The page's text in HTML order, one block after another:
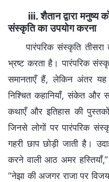
iii. शैतान द्वारा मनुष्य
संस्कृति का उपयोग करना
पारंपरिक संस्कृति
भ्रष्ट करता है। पारंपरिक
समानताएँ हैं, लेकिन अंतर
निश्चित कहानियाँ, संकेत और
कथाएँ और इतिहास की
जिनसे लोगों पर पारंपरिक
गहरी छाप छोड़ी जाती है।
करने वाली आठ अमर
“नेझा की अजगर राजा पर